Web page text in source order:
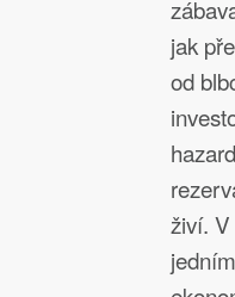
jak
od
živí.